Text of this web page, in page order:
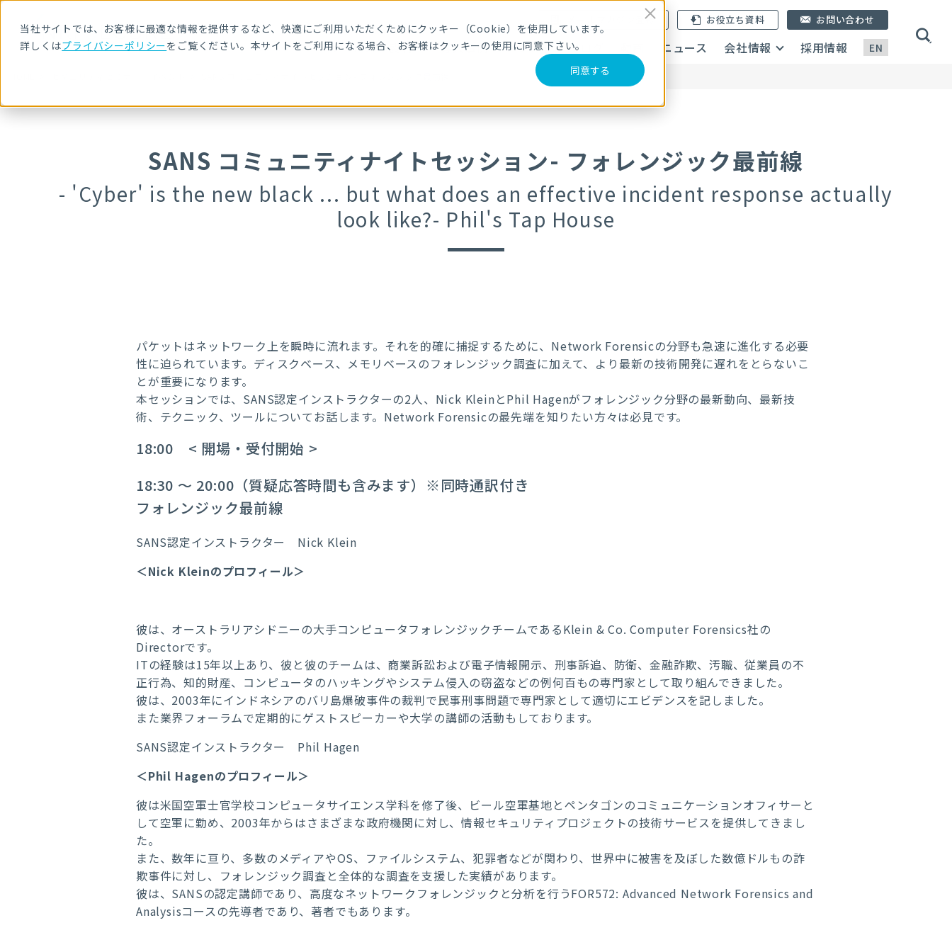
当社サイトでは、お客様に最適な情報を提供するなど、快適にご利用いただくためにクッキー（Cookie）を使用しています。
詳しくはプライバシーポリシーをご覧ください。本サイトをご利用になる場合、お客様はクッキーの使用に同意下さい。
同意する
EN
メールマガジン登録 お役立ち資料
サービス・製品 導入事例 セミナー ブログ ニュース 会社情報 採用情報
お問い合わせ
SANS コミュニティナイトセッション- フォレンジック最前線
- 'Cyber' is the new black ... but what does an effective incident response actually
look like?- Phil's Tap House
パケットはネットワーク上を瞬時に流れます。それを的確に捕捉するために、Network Forensicの分野も急速に進化する必要
性に迫られています。ディスクベース、メモリベースのフォレンジック調査に加えて、より最新の技術開発に遅れをとらないこ
とが重要になります。
本セッションでは、SANS認定インストラクターの2人、Nick KleinとPhil Hagenがフォレンジック分野の最新動向、最新技
術、テクニック、ツールについてお話します。Network Forensicの最先端を知りたい方々は必見です。
18:00 < 開場・受付開始 >
18:30 ～ 20:00（質疑応答時間も含みます） ※同時通訳付き
フォレンジック最前線
SANS認定インストラクター Nick Klein
＜Nick Kleinのプロフィール＞
彼は、オーストラリアシドニーの大手コンピュータフォレンジックチームであるKlein & Co. Computer Forensics社の
Directorです。
ITの経験は15年以上あり、彼と彼のチームは、商業訴訟および電子情報開示、刑事訴追、防衛、金融詐欺、汚職、従業員の不
正行為、知的財産、コンピュータのハッキングやシステム侵入の窃盗などの例何百もの専門家として取り組んできました。
彼は、2003年にインドネシアのバリ島爆破事件の裁判で民事刑事問題で専門家として適切にエビデンスを記しました。
また業界フォーラムで定期的にゲストスピーカーや大学の講師の活動もしております。
SANS認定インストラクター Phil Hagen
＜Phil Hagenのプロフィール＞
彼は米国空軍士官学校コンピュータサイエンス学科を修了後、ビール空軍基地とペンタゴンのコミュニケーションオフィサーと
して空軍に勤め、2003年からはさまざまな政府機関に対し、情報セキュリティプロジェクトの技術サービスを提供してきまし
た。
また、数年に亘り、多数のメディアやOS、ファイルシステム、犯罪者などが関わり、世界中に被害を及ぼした数億ドルもの詐
欺事件に対し、フォレンジック調査と全体的な調査を支援した実績があります。
彼は、SANSの認定講師であり、高度なネットワークフォレンジックと分析を行うFOR572: Advanced Network Forensics and
Analysisコースの先導者であり、著者でもあります。